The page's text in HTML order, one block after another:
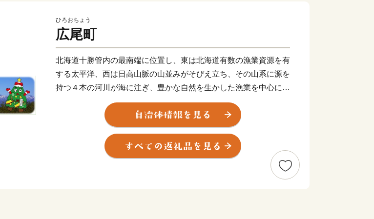
ひろおちょう
広尾町
北海道十勝管内の最南端に位置し、東は北海道有数の漁業資源を有
する太平洋、西は日高山脈の山並みがそびえ立ち、その山系に源を
持つ４本の河川が海に注ぎ、豊かな自然を生かした漁業を中心に農
林業を基幹産業として発展してきました。
十勝港は、日本で唯一の町が管理する重要港湾で首都圏を結ぶ海の
最短距離に位置するため海上輸送の拠点港として今後の発展が期待
されています。
1984年(昭和59年)にノルウェーのオスロ市から国外初のサンタラン
ドの認定を受けて以来、「愛と平和、感謝と奉仕」を基本理念とし